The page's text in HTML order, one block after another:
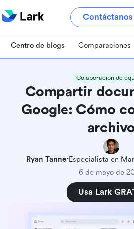
Contáctanos
Centro de blogs Comparaciones
Colaboración de
Compartir
Google: Cómo
archivo
Ryan TannerEspecialista en
6 de mayo de
Usa Lark